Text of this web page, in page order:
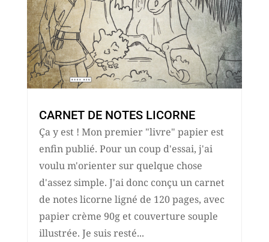
CARNET DE NOTES LICORNE
Ça y est ! Mon premier "livre" papier est
enfin publié. Pour un coup d'essai, j'ai
voulu m'orienter sur quelque chose
d'assez simple. J'ai donc conçu un carnet
de notes licorne ligné de 120 pages, avec
papier crème 90g et couverture souple
illustrée. Je suis resté...